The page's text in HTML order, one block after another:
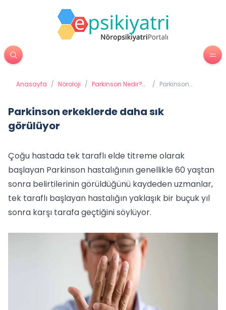
Anasayfa / Nöroloji / Parkinson Nedir?
/ Parkinson
Parkinson erkeklerde daha sık
görülüyor
Çoğu hastada tek taraflı elde titreme olarak
başlayan Parkinson hastalığının genellikle 60 yaştan
sonra belirtilerinin görüldüğünü kaydeden uzmanlar,
tek taraflı başlayan hastalığın yaklaşık bir buçuk yıl
sonra karşı tarafa geçtiğini söylüyor.